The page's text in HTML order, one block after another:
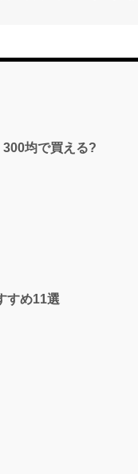
300均で買える?
すめ11選